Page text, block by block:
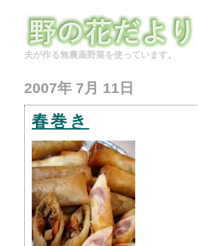
夫が作る無農薬野菜を使っています。
2007年 7月 11日
春巻き